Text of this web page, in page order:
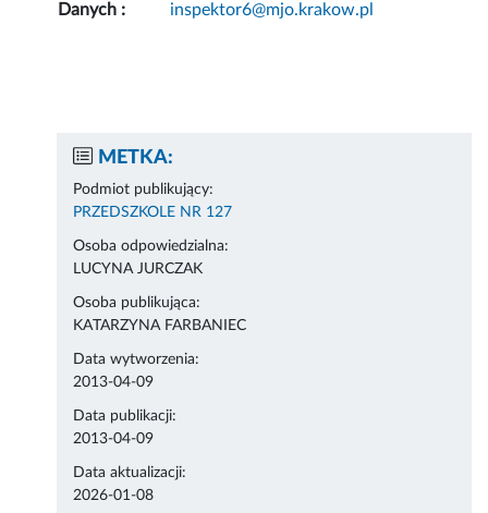
Danych :
inspektor6@mjo.krakow.pl
METKA:
Podmiot publikujący:
PRZEDSZKOLE NR 127
Osoba odpowiedzialna:
LUCYNA JURCZAK
Osoba publikująca:
KATARZYNA FARBANIEC
Data wytworzenia:
2013-04-09
Data publikacji:
2013-04-09
Data aktualizacji:
2026-01-08